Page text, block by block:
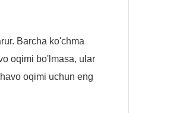
Barcha ko'chma
oqimi bo'lmasa, ular
oqimi uchun eng